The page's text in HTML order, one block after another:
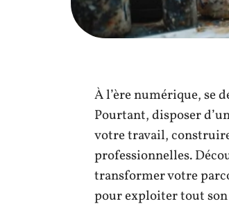
À l’ère numérique, se
Pourtant, disposer
votre travail,
professionnelles.
transformer votre
pour exploiter tout